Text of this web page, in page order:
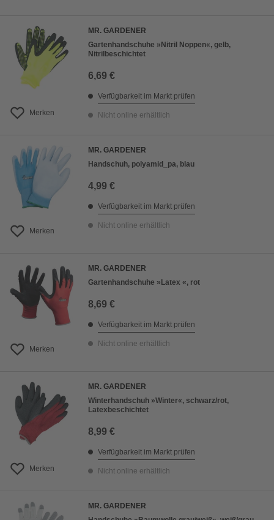
Merken
MR. GARDENER
Gartenhandschuhe »Nitril Noppen«, gelb,
Nitrilbeschichtet
6,69 €
Verfügbarkeit im Markt prüfen
Nicht online erhältlich
Merken
MR. GARDENER
Handschuh, polyamid_pa, blau
4,99 €
Verfügbarkeit im Markt prüfen
Nicht online erhältlich
Merken
MR. GARDENER
Gartenhandschuhe »Latex «, rot
8,69 €
Verfügbarkeit im Markt prüfen
Nicht online erhältlich
Merken
MR. GARDENER
Winterhandschuh »Winter«, schwarz/rot,
Latexbeschichtet
8,99 €
Verfügbarkeit im Markt prüfen
Nicht online erhältlich
MR. GARDENER